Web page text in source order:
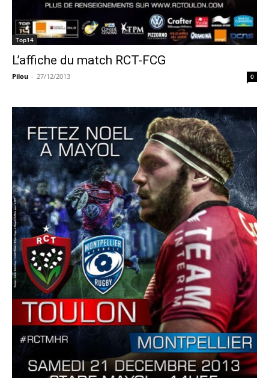
Top14
L’affiche du match RCT-FCG
Pilou - 27/12/2013 0